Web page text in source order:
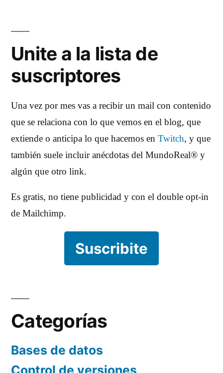
Unite a la lista de
suscriptores
Una vez por mes vas a recibir un mail con contenido
que se relaciona con lo que vemos en el blog, que
extiende o anticipa lo que hacemos en Twitch, y que
también suele incluir anécdotas del MundoReal® y
algún que otro link.
Es gratis, no tiene publicidad y con el double opt-in
de Mailchimp.
Suscribite
Categorías
Bases de datos